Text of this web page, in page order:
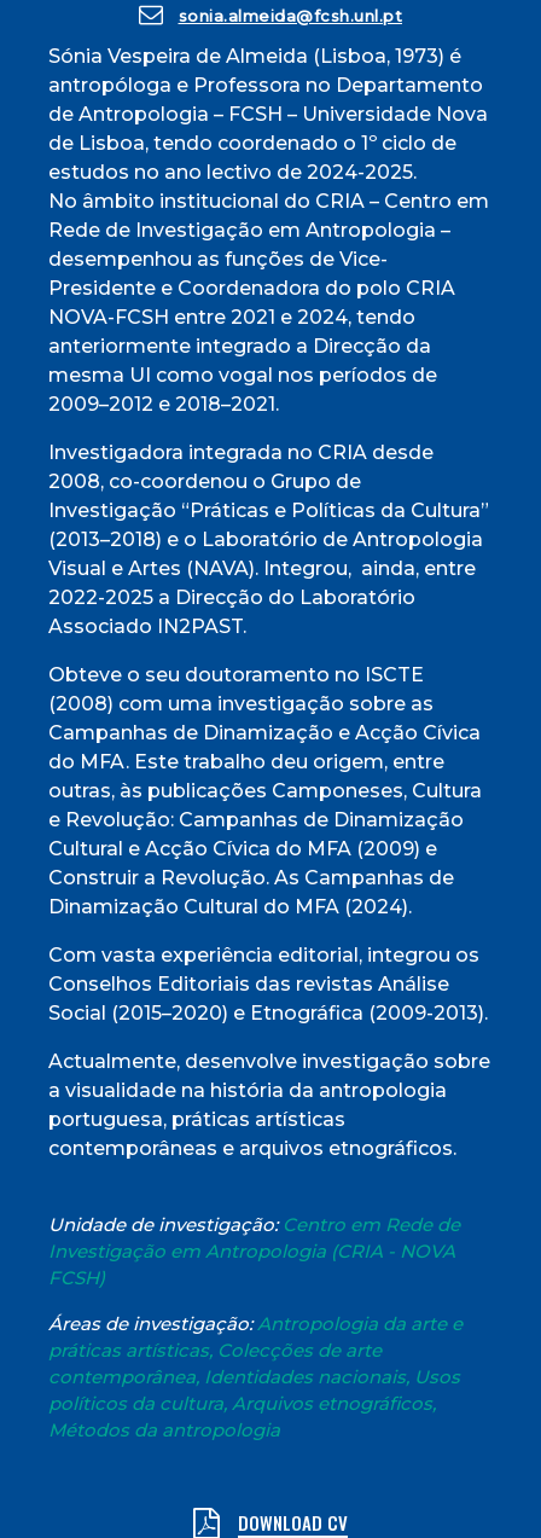
sonia.almeida@fcsh.unl.pt
Sónia Vespeira de Almeida (Lisboa, 1973) é
antropóloga e Professora no Departamento
de Antropologia – FCSH – Universidade Nova
de Lisboa, tendo coordenado o 1º ciclo de
estudos no ano lectivo de 2024-2025.
No âmbito institucional do CRIA – Centro em
Rede de Investigação em Antropologia –
desempenhou as funções de Vice-
Presidente e Coordenadora do polo CRIA
NOVA-FCSH entre 2021 e 2024, tendo
anteriormente integrado a Direcção da
mesma UI como vogal nos períodos de
2009–2012 e 2018–2021.
Investigadora integrada no CRIA desde
2008, co-coordenou o Grupo de
Investigação “Práticas e Políticas da Cultura”
(2013–2018) e o Laboratório de Antropologia
Visual e Artes (NAVA). Integrou, ainda, entre
2022-2025 a Direcção do Laboratório
Associado IN2PAST.
Obteve o seu doutoramento no ISCTE
(2008) com uma investigação sobre as
Campanhas de Dinamização e Acção Cívica
do MFA. Este trabalho deu origem, entre
outras, às publicações Camponeses, Cultura
e Revolução: Campanhas de Dinamização
Cultural e Acção Cívica do MFA (2009) e
Construir a Revolução. As Campanhas de
Dinamização Cultural do MFA (2024).
Com vasta experiência editorial, integrou os
Conselhos Editoriais das revistas Análise
Social (2015–2020) e Etnográfica (2009-2013).
Actualmente, desenvolve investigação sobre
a visualidade na história da antropologia
portuguesa, práticas artísticas
contemporâneas e arquivos etnográficos.
Unidade de investigação: Centro em Rede de
Investigação em Antropologia (CRIA - NOVA
FCSH)
Áreas de investigação:Antropologia da arte e
práticas artísticas, Colecções de arte
contemporânea, Identidades nacionais, Usos
políticos da cultura, Arquivos etnográficos,
Métodos da antropologia
DOWNLOAD CV